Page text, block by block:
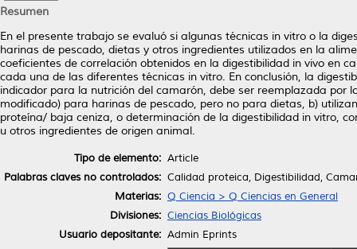
Resumen
En el presente trabajo se evaluó si algunas técnicas in vitro o la
harinas de pescado, dietas y otros ingredientes utilizados en la
coeficientes de correlación obtenidos en la digestibilidad in vivo en
cada una de las diferentes técnicas in vitro. En conclusión, la
indicador para la nutrición del camarón, debe ser reemplazada por
modificado) para harinas de pescado, pero no para dietas, b)
proteína/ baja ceniza, o determinación de la digestibilidad in vitro,
u otros ingredientes de origen animal.
Tipo de elemento: Article
Palabras claves no controlados: Calidad proteica, Digestibilidad,
Materias: Q Ciencia > Q Ciencias en General
Divisiones: Ciencias Biológicas
Usuario depositante: Admin Eprints